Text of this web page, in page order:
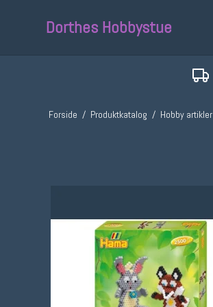
Dorthes Hobbystue
Forside / Produktkatalog / Hobby artikler